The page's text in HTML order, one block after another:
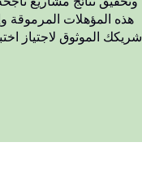
هذه المؤهلات المرموقة
شريكك الموثوق لاجتياز